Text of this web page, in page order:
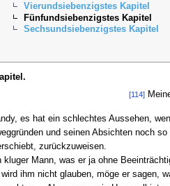
Vierundsiebenzigstes Kapitel
Fünfundsiebenzigstes Kapitel
Sechsundsiebenzigstes Kapitel
[114]
es hat ein schlechtes Aussehen,
und seinen Absichten noch
zurückzuweisen.
kluger Mann, was er ja ohne
ihm nicht glauben, möge er sagen,